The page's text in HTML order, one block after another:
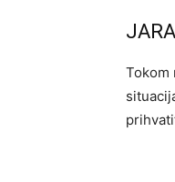
Tokom